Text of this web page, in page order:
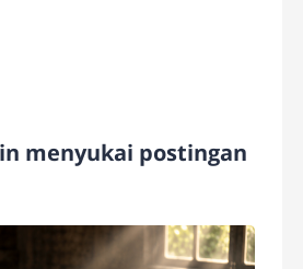
menyukai postingan